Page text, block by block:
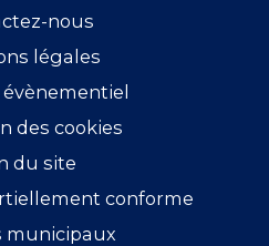
nous
légales
évènementiel
des cookies
du site
conforme
municipaux